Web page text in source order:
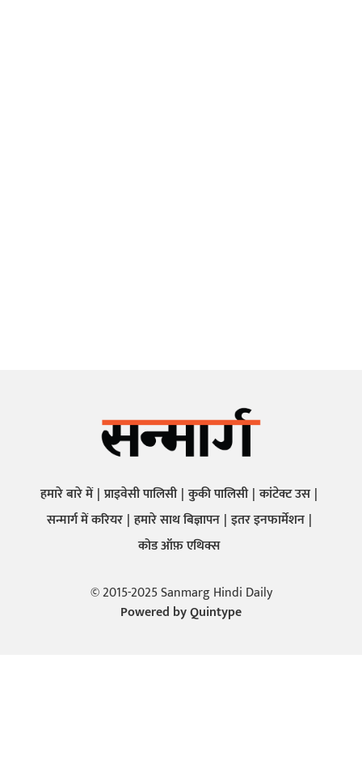
हमारे बारे में प्राइवेसी पालिसी कुकी पालिसी कांटेक्ट उस
सन्मार्ग में करियर हमारे साथ बिज्ञापन इतर इनफार्मेशन
कोड ऑफ़ एथिक्स
© 2015-2025 Sanmarg Hindi Daily
Powered byQuintype